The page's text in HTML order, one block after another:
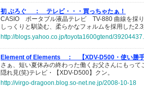
初 ぶろぐ ：
テレビ・・・買っちゃたぁ！
CASIO ポータブル液晶テレビ TV-880 曲線を採
しっくりと馴染む、柔らかなフォルムを採用した2.3
http://blogs.yahoo.co.jp/toyota1600gtend/
Element of Elements ：
【XDV-D500・使い勝
さぁ、短い夏休みの終わった働くお父さんにもって
隠れ見(笑)テレビ・【XDV-D500】クン。
http://virgo-dragoon.blog.so-net.ne.jp/2008-10-18